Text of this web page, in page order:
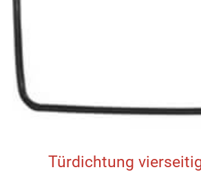
Türdichtung